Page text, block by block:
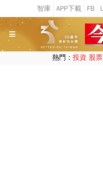
熱門： 投資 股票